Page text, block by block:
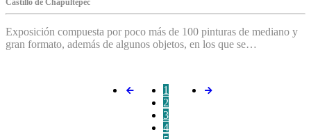
Exposición compuesta por poco más de 100 pinturas de mediano y
gran formato, además de algunos objetos, en los que se…
1
2
3
4